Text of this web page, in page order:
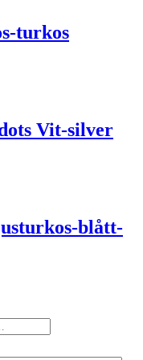
turkos
Vit-silver
blått-